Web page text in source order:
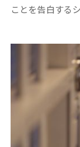
ことを告白する